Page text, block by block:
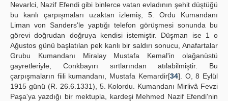
Nevarlci, Nazif Efendi gibi binlerce vatan evladının şehit düştüğü
bu kanlı çarpışmaları uzaktan izlemiş, 5. Ordu Kumandanı
Liman von Sanders'le yaptığı telefon görüşmesi sonunda bu
görevi doğrudan doğruya kendisi istemiştir. Düşman ise 1 o
Ağustos günü başlatılan pek kanlı bir saldırı sonucu, Anafartalar
Grubu Kumandanı Miralay Mustafa Kemal'in olağanüstü
gayretleriyle, Conkbayırı sırtlarından atılabilmiştir. Bu
çarpışmaların fiili kumandanı, Mustafa Kemardir[34]. O, 8 Eylül
1915 günü (R. 26.6.1331), 5. Kolordu. Kumandanı Mirlivâ Fevzi
Paşa'ya yazdığı bir mektupla, kardeşi Mehmed Nazif Efendi'nin